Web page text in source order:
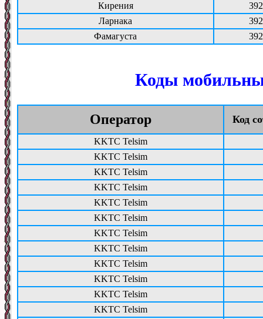
Кирения
392
Ларнака
392
Фамагуста
392
Коды
Оператор Код
KKTC Telsim
KKTC Telsim
KKTC Telsim
KKTC Telsim
KKTC Telsim
KKTC Telsim
KKTC Telsim
KKTC Telsim
KKTC Telsim
KKTC Telsim
KKTC Telsim
KKTC Telsim